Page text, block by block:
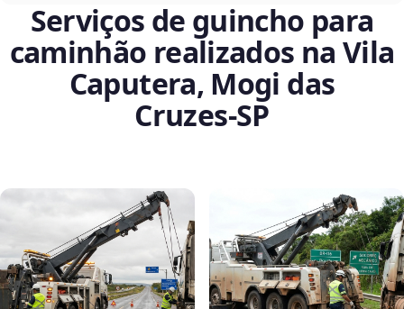
Serviços de guincho para
caminhão realizados na Vila
Caputera, Mogi das
Cruzes‑SP